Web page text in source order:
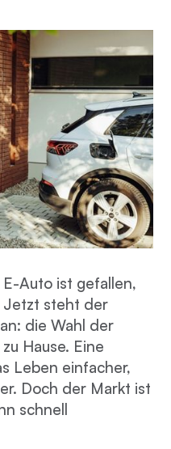
Auto ist gefallen,
Jetzt steht der
die Wahl der
Hause. Eine
Leben einfacher,
Doch der Markt ist
schnell